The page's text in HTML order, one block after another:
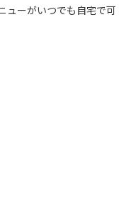
ューがいつでも自宅で可